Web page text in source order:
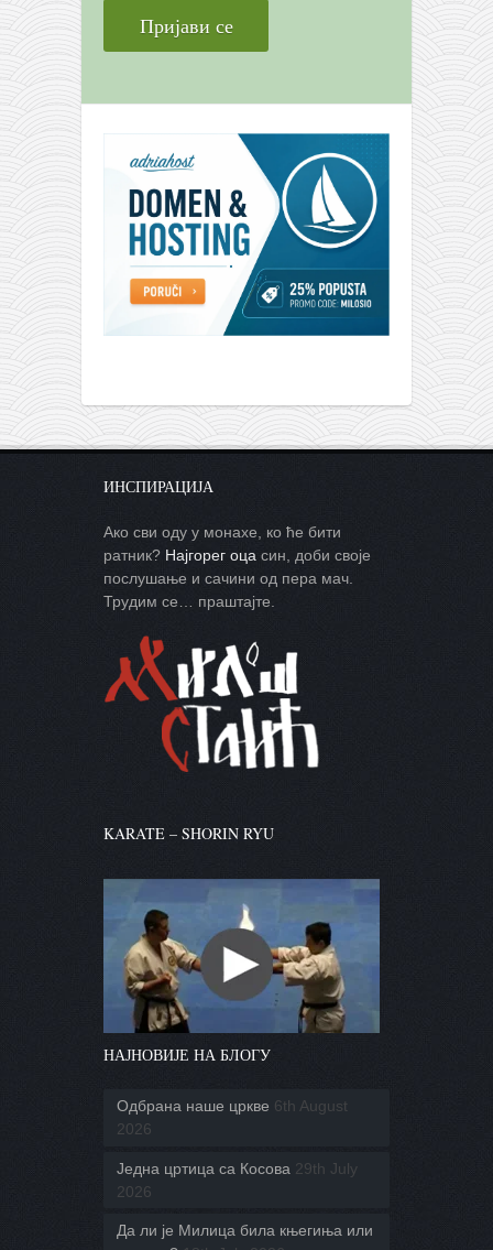
ИНСПИРАЦИЈА
Ако сви оду у монахе, ко ће бити
ратник? Најгорег оца син, доби своје
послушање и сачини од пера мач.
Трудим се… праштајте.
KARATE – SHORIN RYU
НАЈНОВИЈЕ НА БЛОГУ
Одбрана наше цркве 6th August
2026
Једна цртица са Косова 29th July
2026
Да ли је Милица била књегиња или